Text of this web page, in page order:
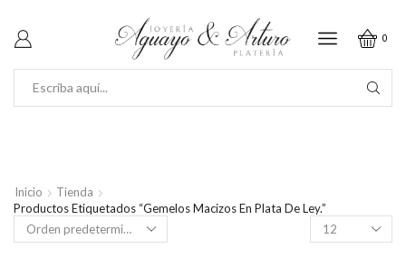
0
Inicio
Tienda
Productos Etiquetados “Gemelos Macizos En Plata De Ley.”
Productos
por